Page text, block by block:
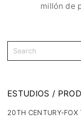
millón de
ESTUDIOS /
20TH CENTURY-FOX